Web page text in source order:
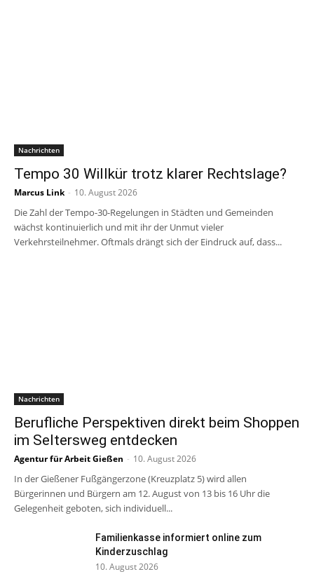
Nachrichten
Tempo 30 Willkür trotz klarer Rechtslage?
Marcus Link - 10. August 2026
Die Zahl der Tempo-30-Regelungen in Städten und Gemeinden
wächst kontinuierlich und mit ihr der Unmut vieler
Verkehrsteilnehmer. Oftmals drängt sich der Eindruck auf, dass...
Nachrichten
Berufliche Perspektiven direkt beim Shoppen
im Seltersweg entdecken
Agentur für Arbeit Gießen - 10. August 2026
In der Gießener Fußgängerzone (Kreuzplatz 5) wird allen
Bürgerinnen und Bürgern am 12. August von 13 bis 16 Uhr die
Gelegenheit geboten, sich individuell...
Familienkasse informiert online zum
Kinderzuschlag
10. August 2026